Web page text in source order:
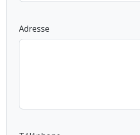
Adresse